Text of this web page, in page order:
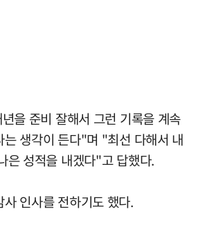
을 준비 잘해서 그런 기록을 계속
는 생각이 든다"며 "최선 다해서 내
은 성적을 내겠다"고 답했다.
인사를 전하기도 했다.